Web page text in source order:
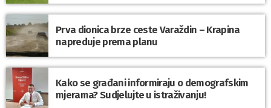
Prva dionica brze ceste Varaždin – Krapina
napreduje prema planu
Kako se građani informiraju o demografskim
mjerama? Sudjelujte u istraživanju!